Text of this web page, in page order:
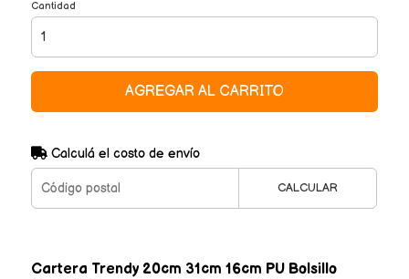
Cantidad
AGREGAR AL CARRITO
Calculá el costo de envío
CALCULAR
Cartera Trendy 20cm 31cm 16cm PU Bolsillo